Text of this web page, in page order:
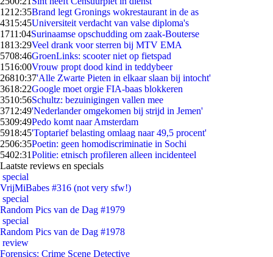
1212:35Brand legt Gronings wokrestaurant in de as
4315:45Universiteit verdacht van valse diploma's
1711:04Surinaamse opschudding om zaak-Bouterse
1813:29Veel drank voor sterren bij MTV EMA
5708:46GroenLinks: scooter niet op fietspad
1516:00Vrouw propt dood kind in teddybeer
26810:37'Alle Zwarte Pieten in elkaar slaan bij intocht'
3618:22Google moet orgie FIA-baas blokkeren
3510:56Schultz: bezuinigingen vallen mee
3712:49'Nederlander omgekomen bij strijd in Jemen'
5309:49Pedo komt naar Amsterdam
5918:45'Toptarief belasting omlaag naar 49,5 procent'
2506:35Poetin: geen homodiscriminatie in Sochi
5402:31Politie: etnisch profileren alleen incidenteel
Laatste reviews en specials
special
VrijMiBabes #316 (not very sfw!)
special
Random Pics van de Dag #1979
special
Random Pics van de Dag #1978
review
Forensics: Crime Scene Detective